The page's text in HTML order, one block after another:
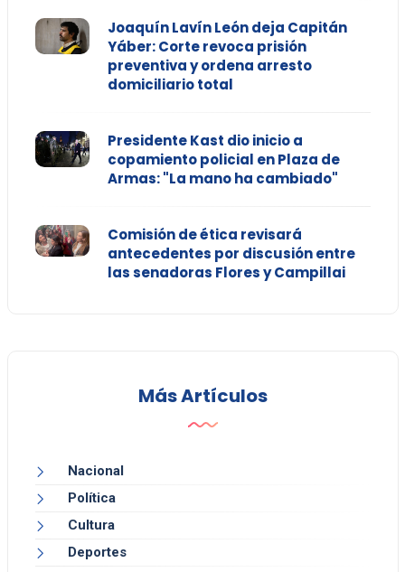
Joaquín Lavín León deja Capitán
Yáber: Corte revoca prisión
preventiva y ordena arresto
domiciliario total
Presidente Kast dio inicio a
copamiento policial en Plaza de
Armas: "La mano ha cambiado"
Comisión de ética revisará
antecedentes por discusión entre
las senadoras Flores y Campillai
Más Artículos
Nacional
Política
Cultura
Deportes